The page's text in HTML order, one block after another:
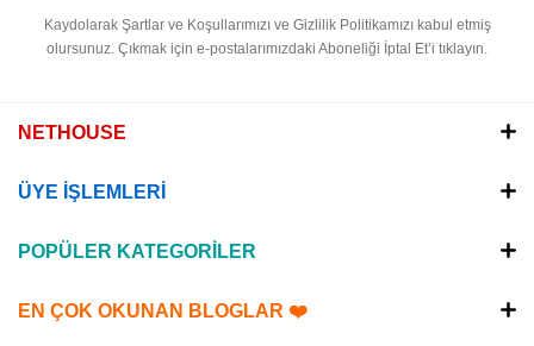
Kaydolarak Şartlar ve Koşullarımızı ve Gizlilik Politikamızı kabul etmiş
olursunuz. Çıkmak için e-postalarımızdaki Aboneliği İptal Et’i tıklayın.
NETHOUSE
ÜYE İŞLEMLERİ
POPÜLER KATEGORİLER
EN ÇOK OKUNAN BLOGLAR ❤️